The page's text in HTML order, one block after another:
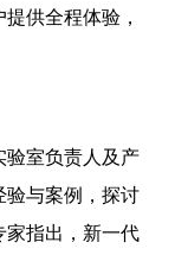
供全程体验，
验室负责人及产
验与案例，探讨
家指出，新一代